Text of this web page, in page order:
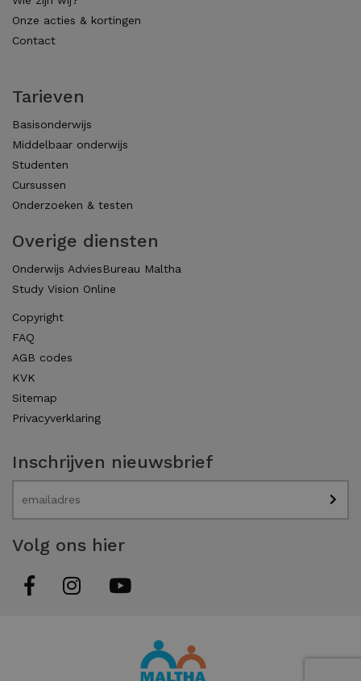
Onze acties & kortingen
Contact
Tarieven
Basisonderwijs
Middelbaar onderwijs
Studenten
Cursussen
Onderzoeken & testen
Overige diensten
Onderwijs AdviesBureau Maltha
Study Vision Online
Copyright
FAQ
AGB codes
KVK
Sitemap
Privacyverklaring
Inschrijven nieuwsbrief
Volg ons hier